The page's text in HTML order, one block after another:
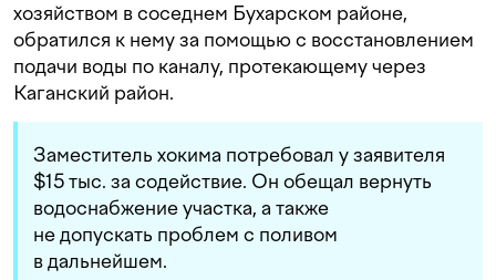
хозяйством в соседнем Бухарском районе,
обратился к нему за помощью с восстановлением
подачи воды по каналу, протекающему через
Каганский район.
Заместитель хокима потребовал у заявителя
$15 тыс. за содействие. Он обещал вернуть
водоснабжение участка, а также
не допускать проблем с поливом
в дальнейшем.